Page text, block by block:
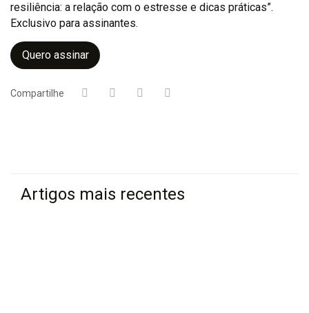
resiliência: a relação com o estresse e dicas práticas”.
Exclusivo para assinantes.
Quero assinar
Compartilhe
Artigos mais recentes